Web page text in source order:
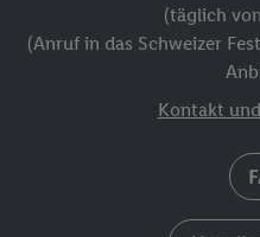
(täglich
(Anruf in das Schweizer
Kontakt